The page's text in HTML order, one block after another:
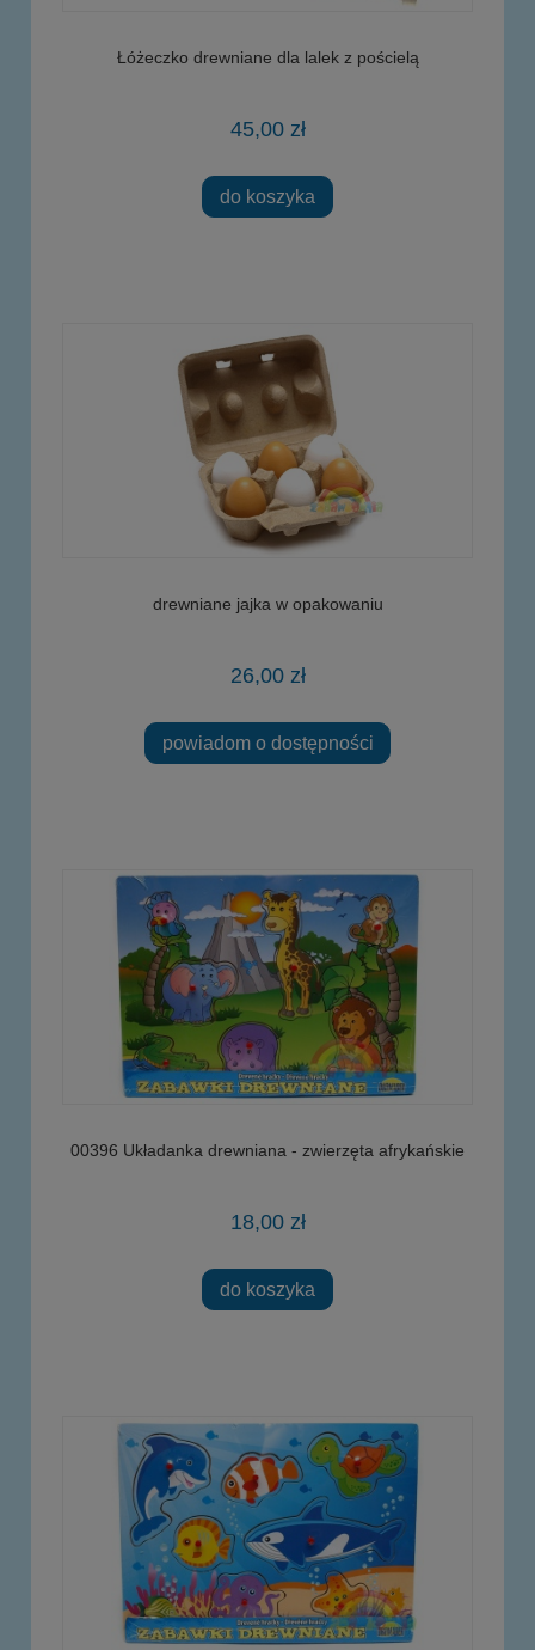
Łóżeczko drewniane dla lalek z pościelą
45,00 zł
do koszyka
drewniane jajka w opakowaniu
26,00 zł
powiadom o dostępności
00396 Układanka drewniana - zwierzęta afrykańskie
18,00 zł
do koszyka